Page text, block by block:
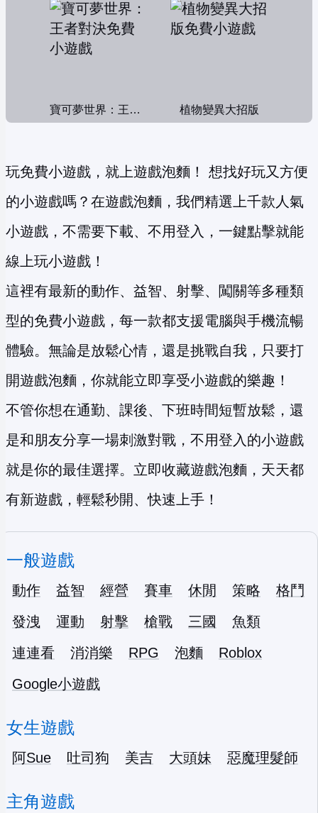
寶可夢世界：王者對決 植物變異大招版
玩免費小遊戲，就上遊戲泡麵！ 想找好玩又方便
的小遊戲嗎？在遊戲泡麵，我們精選上千款人氣
小遊戲，不需要下載、不用登入，一鍵點擊就能
線上玩小遊戲！
這裡有最新的動作、益智、射擊、闖關等多種類
型的免費小遊戲，每一款都支援電腦與手機流暢
體驗。無論是放鬆心情，還是挑戰自我，只要打
開遊戲泡麵，你就能立即享受小遊戲的樂趣！
不管你想在通勤、課後、下班時間短暫放鬆，還
是和朋友分享一場刺激對戰，不用登入的小遊戲
就是你的最佳選擇。立即收藏遊戲泡麵，天天都
有新遊戲，輕鬆秒開、快速上手！
一般遊戲
動作 益智 經營 賽車 休閒 策略
格鬥
發洩
運動 射擊 槍戰 三國
魚類
連連看
消消樂 RPG 泡麵
Roblox
Google小遊戲
女生遊戲
阿Sue 吐司狗 美吉 大頭妹 惡魔理髮師
主角遊戲